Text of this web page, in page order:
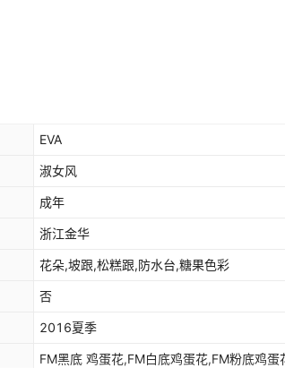
EVA
淑女风
成年
浙江金华
花朵,坡跟,松糕跟,防水台,糖果色彩
否
2016夏季
FM黑底 鸡蛋花,FM白底鸡蛋花,FM粉底鸡